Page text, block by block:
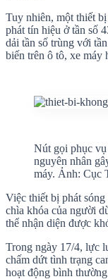
Tuy nhiên, một thiết
phát tín hiệu ở tần số
dải tần số trùng với
biến trên ô tô, xe máy
Nút gọi phục vụ
nguyên nhân
máy. Ảnh: Cục
Việc thiết bị phát
chìa khóa của người
thể nhận diện được
Trong ngày 17/4, lực
chấm dứt tình trạng
hoạt động bình